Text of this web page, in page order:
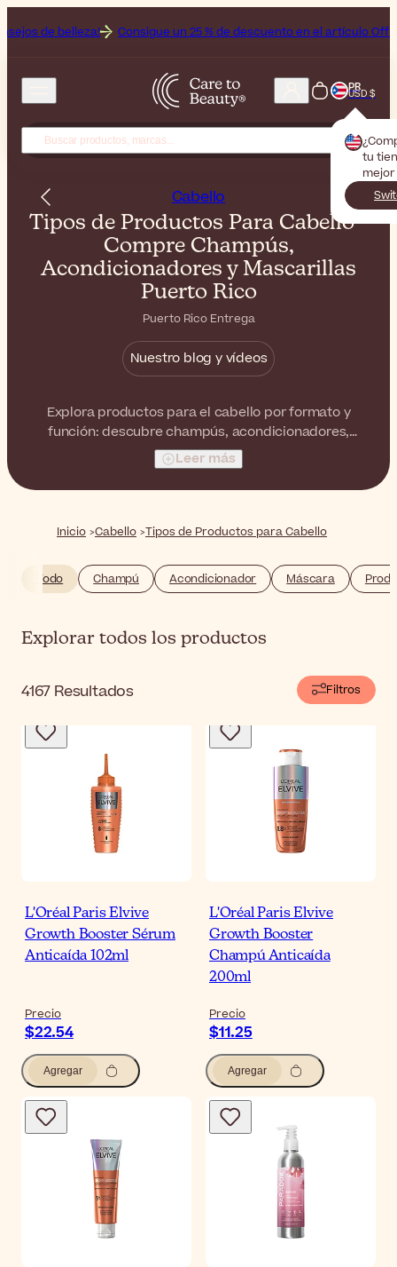
Consigue un 25 % de descuento en el artículo Off sobre el
PR
USD $
tu
Cabello
Tipos de Productos Para Cabello -
Compre Champús,
Acondicionadores y Mascarillas
Puerto Rico
Puerto Rico Entrega
Nuestro blog y vídeos
Explora productos para el cabello por formato y
función: descubre champús, acondicionadores,
mascarillas para el cabello, peinados y más.
Leer más
Inicio Cabello Tipos de Productos para Cabello
Todo Champú Acondicionador Máscara
Explorar todos los productos
4167 Resultados Filtros
L'Oréal Paris Elvive
Growth Booster Sérum
Anticaída 102ml
Precio
$22.54
Agregar
L'Oréal Paris Elvive
Growth Booster
Champú Anticaída
200ml
Precio
$11.25
Agregar